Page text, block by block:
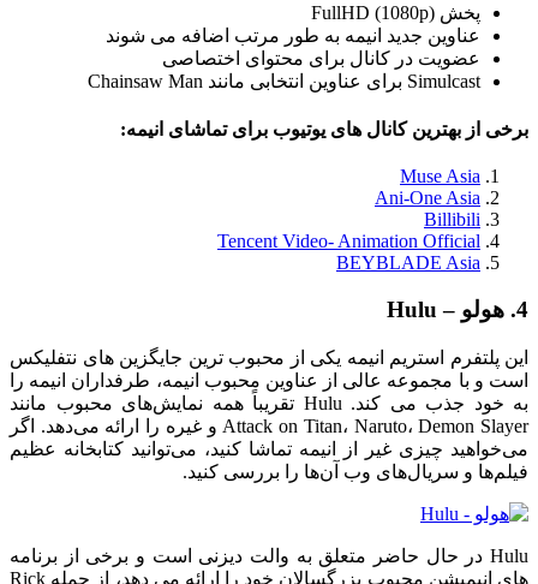
پخش FullHD (1080p)
عناوین جدید انیمه به طور مرتب اضافه می شوند
عضویت در کانال برای محتوای اختصاصی
Simulcast برای عناوین انتخابی مانند Chainsaw Man
برخی از بهترین کانال های یوتیوب برای تماشای انیمه:
Muse Asia
Ani-One Asia
Billibili
Tencent Video- Animation Official
BEYBLADE Asia
4. هولو – Hulu
این پلتفرم استریم انیمه یکی از محبوب ترین جایگزین های نتفلیکس
است و با مجموعه عالی از عناوین محبوب انیمه، طرفداران انیمه را
به خود جذب می کند. Hulu تقریباً همه نمایش‌های محبوب مانند
Attack on Titan، Naruto، Demon Slayer و غیره را ارائه می‌دهد. اگر
می‌خواهید چیزی غیر از انیمه تماشا کنید، می‌توانید کتابخانه عظیم
فیلم‌ها و سریال‌های وب آن‌ها را بررسی کنید.
Hulu در حال حاضر متعلق به والت دیزنی است و برخی از برنامه
های انیمیشن محبوب بزرگسالان خود را ارائه می دهد، از جمله Rick